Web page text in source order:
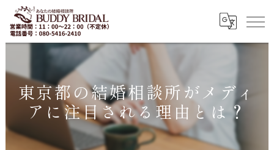
東京都の結婚相談所がメディ
アに注目される理由とは？